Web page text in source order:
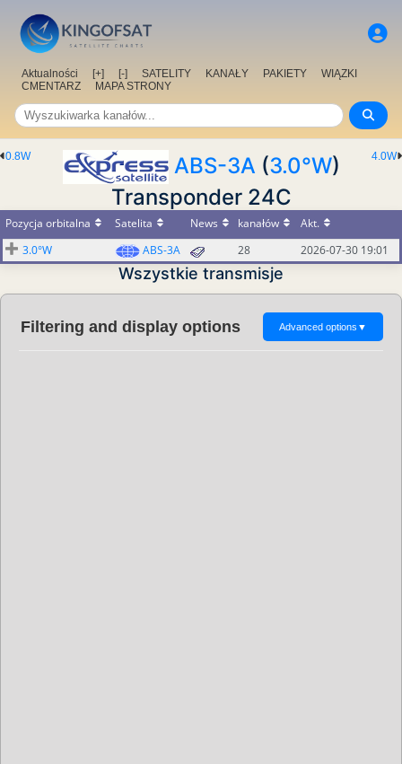
Aktualności [+] [-] SATELITY KANAŁY PAKIETY
WIĄZKI
CMENTARZ
MAPA STRONY
4.0W
0.8W ABS-3A (3.0°W)
Transponder 24C
Pozycja orbitalna Satelita News kanałów
Akt.
3.0°W
ABS-3A 28 2026-07-30 19:01
Wszystkie transmisje
Filtering and display options Advanced options ▼